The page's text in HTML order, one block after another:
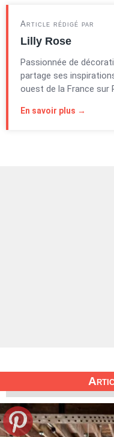
Article rédigé par
Lilly Rose
Passionnée de
partage ses
ouest de la France sur
En savoir plus →